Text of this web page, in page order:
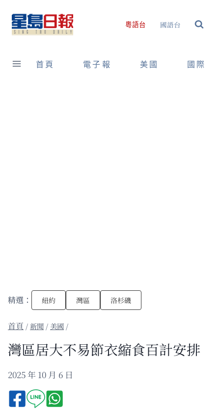
content
粵語台 國語台
首頁 電子報 美國 國際
精選： 紐約 灣區 洛杉磯
/新聞 / 美國 /
灣區居大不易節衣縮食百計安排
2025 年 10 月 6 日